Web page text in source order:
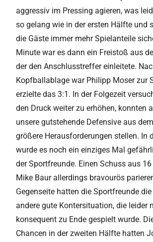
aggressiv im Pressing agieren, was
so gelang wie in der ersten Hälfte und
die Gäste immer mehr Spielanteile
Minute war es dann ein Freistoß aus
der den Anschlusstreffer einleitete.
Kopfballablage war Philipp Moser zur
erzielte das 3:1. In der Folgezeit
den Druck weiter zu erhöhen, konnten
unsere gutstehende Defensive aus
größere Herausforderungen stellen. In
wurde es noch ein einziges Mal
der Sportfreunde. Einen Schuss aus
Mike Baur allerdings bravourös
Gegenseite hatten die Sportfreunde
andere gute Kontersituation, die leider
konsequent zu Ende gespielt wurde.
Chancen in der zweiten Hälfte hatten